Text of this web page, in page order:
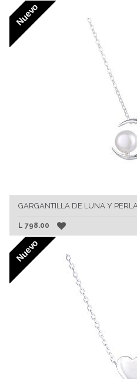
Nuevo
GARGANTILLA DE LUNA Y
L 798.00
Nuevo